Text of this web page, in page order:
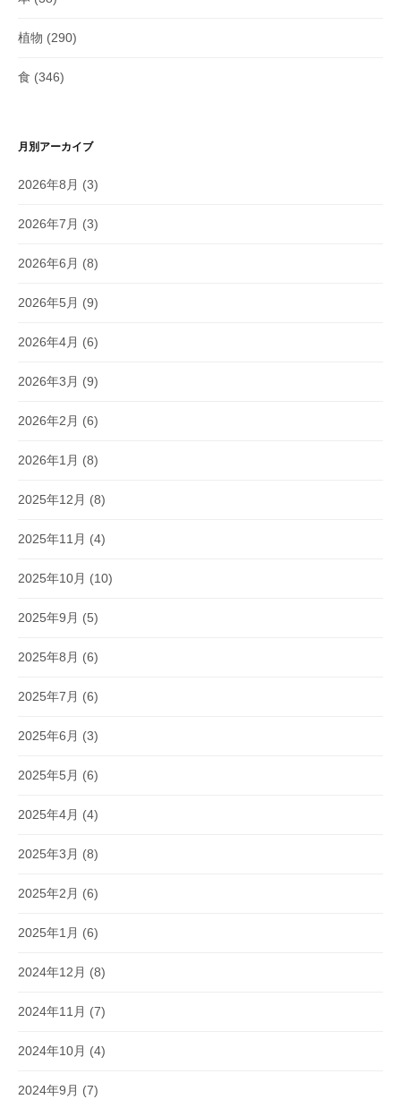
植物 (290)
食 (346)
月別アーカイブ
2026年8月 (3)
2026年7月 (3)
2026年6月 (8)
2026年5月 (9)
2026年4月 (6)
2026年3月 (9)
2026年2月 (6)
2026年1月 (8)
2025年12月 (8)
2025年11月 (4)
2025年10月 (10)
2025年9月 (5)
2025年8月 (6)
2025年7月 (6)
2025年6月 (3)
2025年5月 (6)
2025年4月 (4)
2025年3月 (8)
2025年2月 (6)
2025年1月 (6)
2024年12月 (8)
2024年11月 (7)
2024年10月 (4)
2024年9月 (7)